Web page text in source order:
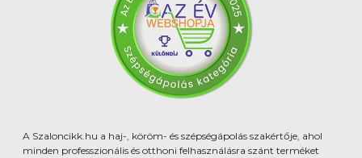
A Szaloncikk.hu a haj-, köröm- és szépségápolás szakértője, ahol
minden professzionális és otthoni felhasználásra szánt terméket